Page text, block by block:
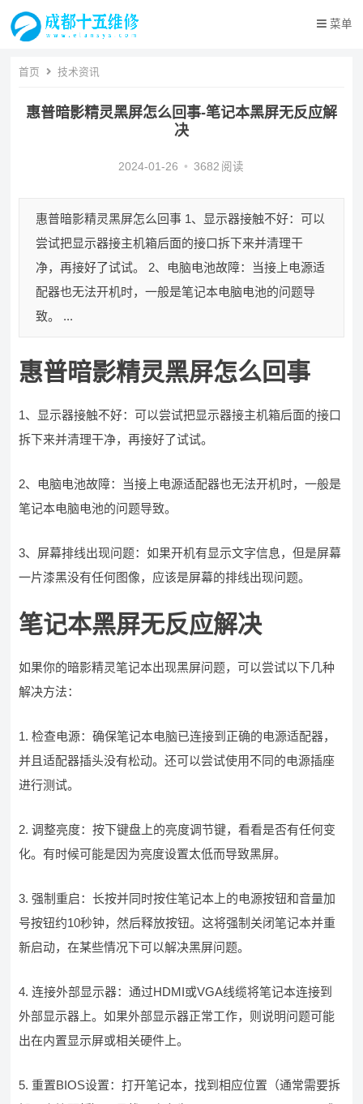
菜单
首页 技术资讯
惠普暗影精灵黑屏怎么回事-笔记本黑屏无反应解
决
2024-01-26 • 3682 阅读
惠普暗影精灵黑屏怎么回事 1、显示器接触不好：可以
尝试把显示器接主机箱后面的接口拆下来并清理干
净，再接好了试试。 2、电脑电池故障：当接上电源适
配器也无法开机时，一般是笔记本电脑电池的问题导
致。 ...
惠普暗影精灵黑屏怎么回事
1、显示器接触不好：可以尝试把显示器接主机箱后面的接口
拆下来并清理干净，再接好了试试。
2、电脑电池故障：当接上电源适配器也无法开机时，一般是
笔记本电脑电池的问题导致。
3、屏幕排线出现问题：如果开机有显示文字信息，但是屏幕
一片漆黑没有任何图像，应该是屏幕的排线出现问题。
笔记本黑屏无反应解决
如果你的暗影精灵笔记本出现黑屏问题，可以尝试以下几种
解决方法：
1. 检查电源：确保笔记本电脑已连接到正确的电源适配器，
并且适配器插头没有松动。还可以尝试使用不同的电源插座
进行测试。
2. 调整亮度：按下键盘上的亮度调节键，看看是否有任何变
化。有时候可能是因为亮度设置太低而导致黑屏。
3. 强制重启：长按并同时按住笔记本上的电源按钮和音量加
号按钮约10秒钟，然后释放按钮。这将强制关闭笔记本并重
新启动，在某些情况下可以解决黑屏问题。
4. 连接外部显示器：通过HDMI或VGA线缆将笔记本连接到
外部显示器上。如果外部显示器正常工作，则说明问题可能
出在内置显示屏或相关硬件上。
5. 重置BIOS设置：打开笔记本，找到相应位置（通常需要拆